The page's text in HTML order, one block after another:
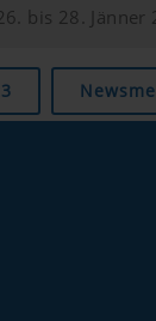
den
auf dieser
bis 28. Jänner